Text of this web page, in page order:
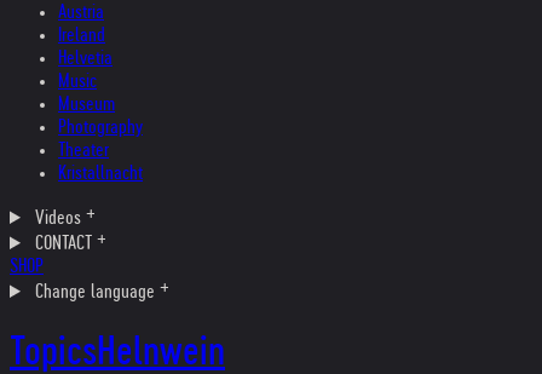
Austria
Ireland
Helvetia
Music
Museum
Photography
Theater
Kristallnacht
Videos
CONTACT
SHOP
Change language
TopicsHelnwein